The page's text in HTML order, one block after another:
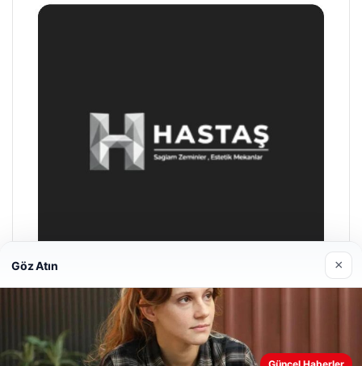
Hastaş Beton
26/05/2026
Web sitemizi nasıl kullandığınızı daha iyi anlayabilmek,
Göz Atın ×